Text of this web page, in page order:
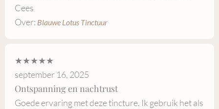
Cees
Over: Blauwe Lotus Tinctuur
★★★★★
september 16, 2025
Ontspanning en nachtrust
Goede ervaring met deze tincture. Ik gebruik het als